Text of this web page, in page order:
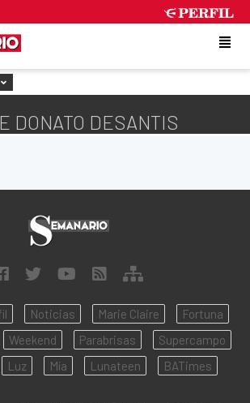
DONATO DESANTIS
Noticias Marie Claire
Fortuna
Weekend Parabrisas
Supercampo
Luz Mía Lunateen BATimes